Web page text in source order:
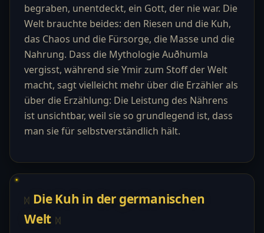
begraben, unentdeckt, ein Gott, der nie war. Die
Welt brauchte beides: den Riesen und die Kuh,
das Chaos und die Fürsorge, die Masse und die
Nahrung. Dass die Mythologie Auðhumla
vergisst, während sie Ymir zum Stoff der Welt
macht, sagt vielleicht mehr über die Erzähler als
über die Erzählung: Die Leistung des Nährens
ist unsichtbar, weil sie so grundlegend ist, dass
man sie für selbstverständlich hält.
Die Kuh in der germanischen
Welt